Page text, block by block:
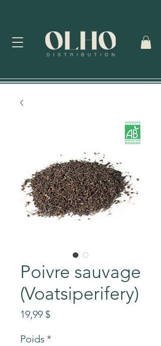
Poivre sauvage
(Voatsiperifery)
19,99 $Prix
Poids *